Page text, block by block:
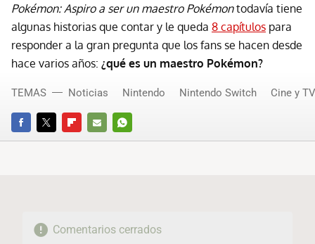
Pokémon: Aspiro a ser un maestro Pokémontodavía tiene
algunas historias que contar y le queda 8 capítulos para
responder a la gran pregunta que los fans se hacen desde
hace varios años: ¿qué es un maestro Pokémon?
FACEBOOKTWITTERFLIPBOARD
E-
WHATSAPP
TEMAS Noticias Nintendo Nintendo Switch Cine y TV
Comentarios cerrados